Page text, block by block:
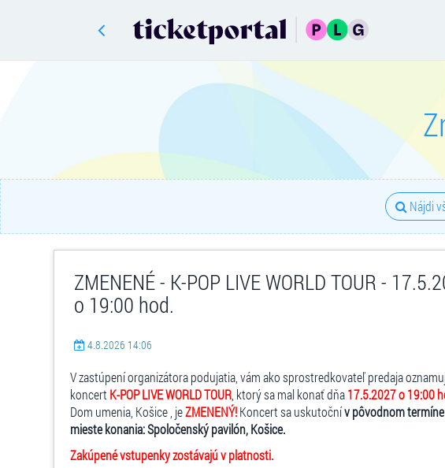
Nájdi
ZMENENÉ - K-POP LIVE WORLD TOUR -
o 19:00 hod.
4.8.2026 14:06
V zastúpení organizátora podujatia, vám ako sprostredkovateľ predaja
koncert K-POP LIVE WORLD TOUR , ktorý sa mal konať dňa17.5.2027 o 19:00
Dom umenia, Košice , jeZMENENÝ!Koncert sa uskutočnív pôvodnom
mieste konania: Spoločenský pavilón, Košice.
Zakúpené vstupenky zostávajú v platnosti.